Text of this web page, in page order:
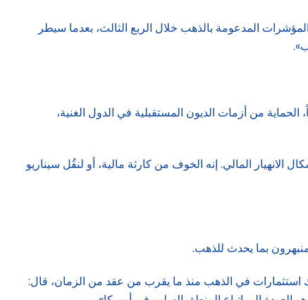
والتجزئة السوق: تم ضخ مبلغ قياسي قدره 26 مليار دولار في صناديق المؤشرات المدعومة بالذهب خلال الربع الثالث، بعدما سيطر
الأقل استقراراً، الحماية من أزمات الديون المستقبلية في الدول الغنية،
المالي. إنه الخوف من كارثة مالية، أو لنقُل سيناريو
بما يحدث للذهب.
استثمارات في الذهب منذ ما يقرب من عقد من الزمان، قال: